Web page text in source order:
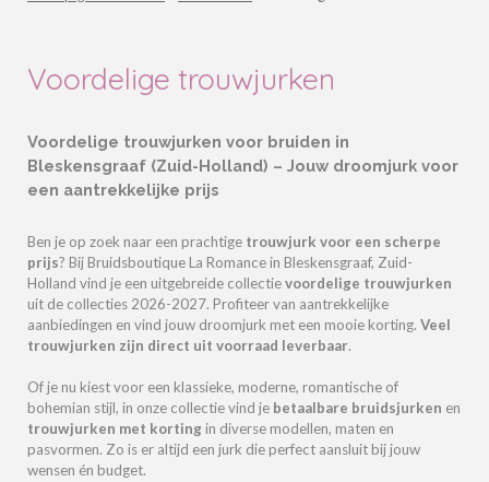
Voordelige trouwjurken
Voordelige trouwjurken voor bruiden in
Bleskensgraaf (Zuid-Holland) – Jouw droomjurk voor
een aantrekkelijke prijs
Ben je op zoek naar een prachtige trouwjurk voor een scherpe
prijs? Bij Bruidsboutique La Romance in Bleskensgraaf, Zuid-
Holland vind je een uitgebreide collectievoordelige trouwjurken
uit de collecties 2026-2027. Profiteer van aantrekkelijke
aanbiedingen en vind jouw droomjurk met een mooie korting. Veel
trouwjurken zijn direct uit voorraad leverbaar.
Of je nu kiest voor een klassieke, moderne, romantische of
bohemian stijl, in onze collectie vind je betaalbare bruidsjurken en
trouwjurken met korting in diverse modellen, maten en
pasvormen. Zo is er altijd een jurk die perfect aansluit bij jouw
wensen én budget.